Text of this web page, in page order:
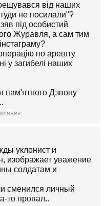
від наших
туди не посилали"?
під особистий
Журавля, а сам тим
по арешту
у загибелі наших
пам'ятного Дзвону
уклонист и
изображает уважение
солдатам и
сменился личный
то пропал..